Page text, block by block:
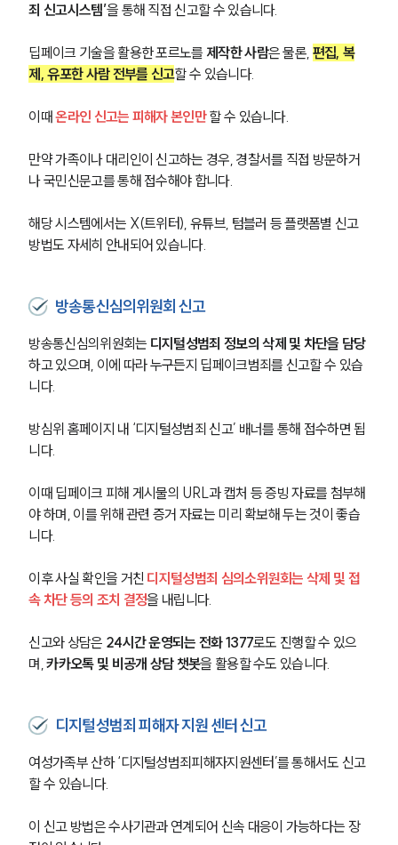
죄 신고시스템’을 통해 직접 신고할 수 있습니다.
딥페이크 기술을 활용한 포르노를 제작한 사람은 물론, 편집, 복
제, 유포한 사람 전부를 신고할 수 있습니다.
이때 온라인 신고는 피해자 본인만 할 수 있습니다.
만약 가족이나 대리인이 신고하는 경우, 경찰서를 직접 방문하거
나 국민신문고를 통해 접수해야 합니다.
해당 시스템에서는 X(트위터), 유튜브, 텀블러 등 플랫폼별 신고
방법도 자세히 안내되어 있습니다.
방송통신심의위원회 신고
방송통신심의위원회는 디지털성범죄 정보의 삭제 및 차단을 담당
하고 있으며, 이에 따라 누구든지 딥페이크범죄를 신고할 수 있습
니다.
방심위 홈페이지 내 ‘디지털성범죄 신고’ 배너를 통해 접수하면 됩
니다.
이때 딥페이크 피해 게시물의 URL과 캡처 등 증빙 자료를 첨부해
야 하며, 이를 위해 관련 증거 자료는 미리 확보해 두는 것이 좋습
니다.
이후 사실 확인을 거친 디지털성범죄 심의소위원회는 삭제 및 접
속 차단 등의 조치 결정을 내립니다.
신고와 상담은 24시간 운영되는 전화 1377로도 진행할 수 있으
며, 카카오톡 및 비공개 상담 챗봇을 활용할 수도 있습니다.
디지털성범죄 피해자 지원 센터 신고
여성가족부 산하 ‘디지털성범죄피해자지원센터’를 통해서도 신고
할 수 있습니다.
이 신고 방법은 수사기관과 연계되어 신속 대응이 가능하다는 장